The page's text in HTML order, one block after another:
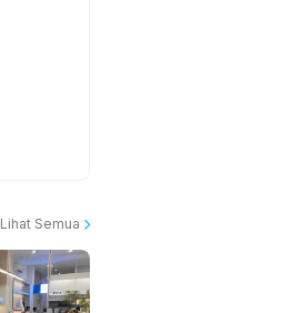
Lihat Semua